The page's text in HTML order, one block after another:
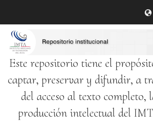
Este repositorio tiene el
captar, preservar y difundir, a
del acceso al texto completo,
producción intelectual del